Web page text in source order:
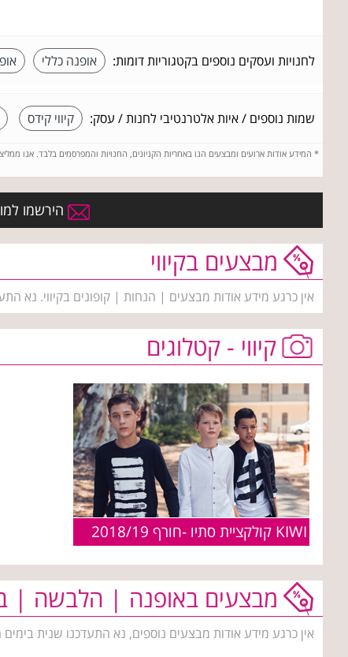
לחנויות ועסקים נוספים בקטגוריות דומות: אופנה כללי
שמות נוספים / איות אלטרנטיבי לחנות / עסק: קיווי קידס
* המידע אודות ארועים ומבצעים הנו באחריות הקניונים, החנויות והמפרסמים בלבד. אנו
הירשמו
מבצעים בקיווי
אין כרגע מידע אודות מבצעים | הנחות | קופונים בקיווי. נא
קיווי - קטלוגים
KIWI קולקציית סתיו -חורף 2018/19
מבצעים באופנה | הלבשה |
אין כרגע מידע אודות מבצעים נוספים, נא התעדכנו שנית בימים